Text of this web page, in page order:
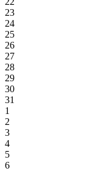
23
24
25
26
27
28
29
30
31
1
2
3
4
5
6